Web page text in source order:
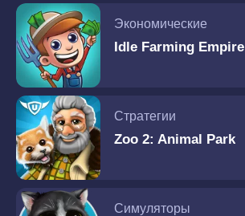
Экономические
Idle Farming Empire
Стратегии
Zoo 2: Animal Park
Симуляторы